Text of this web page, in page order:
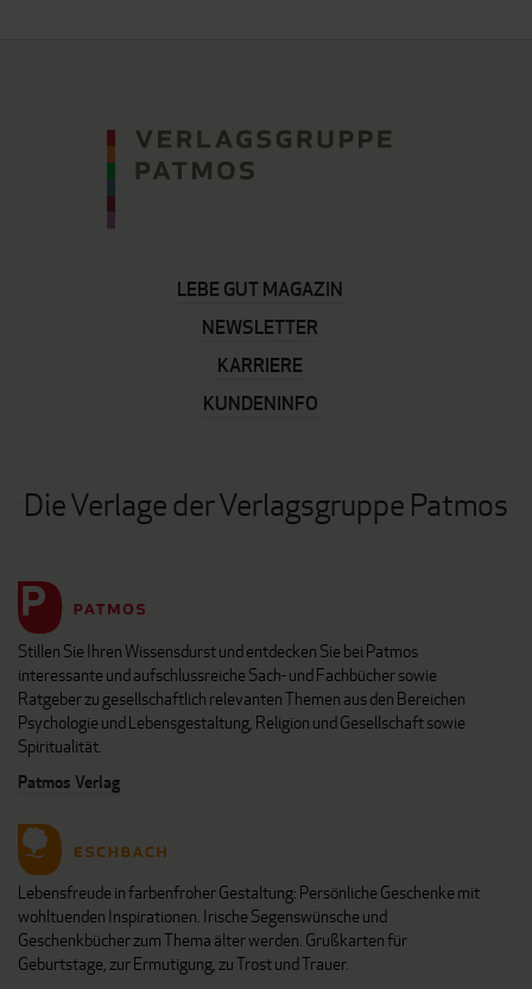
LEBE GUT MAGAZIN
NEWSLETTER
KARRIERE
KUNDENINFO
Die Verlage der Verlagsgruppe Patmos
Stillen Sie Ihren Wissensdurst und entdecken Sie bei Patmos
interessante und aufschlussreiche Sach- und Fachbücher sowie
Ratgeber zu gesellschaftlich relevanten Themen aus den Bereichen
Psychologie und Lebensgestaltung, Religion und Gesellschaft sowie
Spiritualität.
Patmos Verlag
Lebensfreude in farbenfroher Gestaltung: Persönliche Geschenke mit
wohltuenden Inspirationen. Irische Segenswünsche und
Geschenkbücher zum Thema älter werden. Grußkarten für
Geburtstage, zur Ermutigung, zu Trost und Trauer.